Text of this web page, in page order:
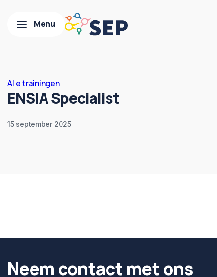
Alle trainingen
ENSIA Specialist
15 september 2025
Neem contact met ons